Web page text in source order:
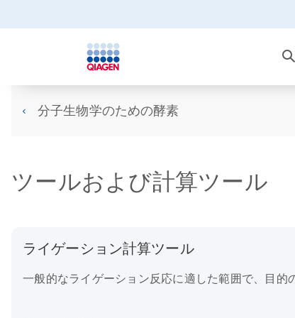
分子生物学のための酵素
ツールおよび計算ツール
ライゲーション計算ツール
一般的なライゲーション反応に適した範囲で、目的